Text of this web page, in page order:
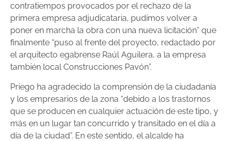
contratiempos provocados por el rechazo de la
primera empresa adjudicataria, pudimos volver a
poner en marcha la obra con una nueva licitación” que
finalmente “puso al frente del proyecto, redactado por
el arquitecto egabrense Raúl Aguilera, a la empresa
también local Construcciones Pavón”.
Priego ha agradecido la comprensión de la ciudadanía
y los empresarios de la zona “debido a los trastornos
que se producen en cualquier actuación de este tipo, y
más en un lugar tan concurrido y transitado en el día a
día de la ciudad”. En este sentido, el alcalde ha